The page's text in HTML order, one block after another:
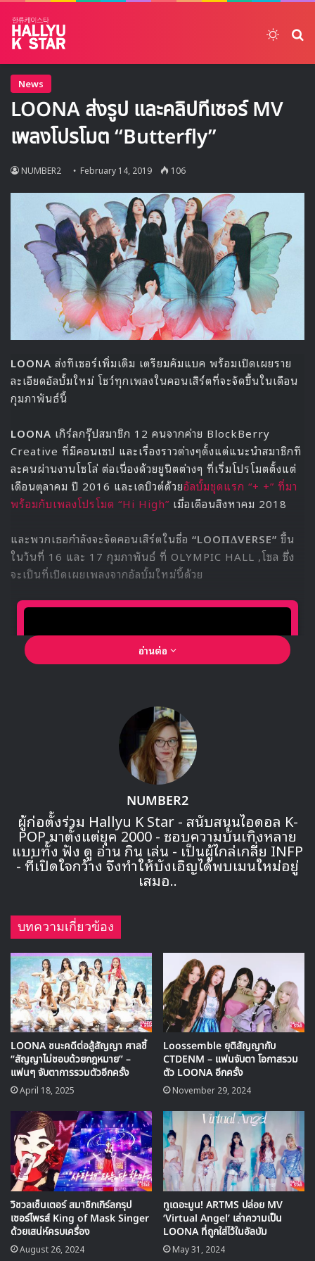
News
LOONA ส่งรูป และคลิปทีเซอร์ MV
เพลงโปรโมต “Butterfly”
NUMBER2 February 14, 2019 106
LOONA ส่งทีเซอร์เพิ่มเติม เตรียมคัมแบค พร้อมเปิดเผยราย
ละเอียดอัลบั้มใหม่ โชว์ทุกเพลงในคอนเสิร์ตที่จะจัดขึ้นในเดือน
กุมภาพันธ์นี้
LOONA เกิร์ลกรุ๊ปสมาชิก 12 คนจากค่าย BlockBerry
Creative ที่มีคอนเซป และเรื่องราวต่างๆตั้งแต่แนะนำสมาชิกที
ละคนผ่านงานโซโล่ ต่อเนื่องด้วยยูนิตต่างๆ ที่เริ่มโปรโมตตั้งแต่
เดือนตุลาคม ปี 2016 และเดบิวต์ด้วยอัลบั้มชุดแรก “+ +” ที่มา
พร้อมกับเพลงโปรโมต “Hi High” เมื่อเดือนสิงหาคม 2018
และพวกเธอกำลังจะจัดคอนเสิร์ตในชื่อ “LOOΠΔVERSE” ขึ้น
ในวันที่ 16 และ 17 กุมภาพันธ์ ที่ OLYMPIC HALL ,โซล ซึ่ง
จะเป็นที่เปิดเผยเพลงจากอัลบั้มใหม่นี้ด้วย
🎙GYUBIN ปลื้มเมืองไทยขนาดไหน? ถึงกลับมาถ่าย
MV เพลงใหม่ LIKE U 100 ที่กรุงเทพ
▶ คลิกดูสัมภาษณ์พิเศษ
ได้ปล่อยคลิปทีเซอร์
แล้วและตอนนี้พวกเธอได้ปล่อยทีเซอร์ออกมาเพิ่มเติมแล้ว ซึ่ง
พวกเธอจะคัมแบครีแพคเกจอัลบั้ม
เวลา 6 โมงเย็นของเกาหลี
: อัพเดต 14/02/2019
เวลาเที่ยงวันของเกาหลี ออฟฟิศเชียลปล่อยรูปทีเซอร์
ของLOONAออกมาเพิ่มเติมสำหรับคัมแบคด้วยเพลง
โปรโมต“Butterfly”
ชื่อเพลงโปรโมตของพวกเธอ
อ่านต่อ
NUMBER2
ผู้ก่อตั้งร่วม Hallyu K Star - สนับสนุนไอดอล K-
POP มาตั้งแต่ยุค 2000 - ชอบความบันเทิงหลาย
แบบทั้ง ฟัง ดู อ่าน กิน เล่น - เป็นผู้ไกล่เกลี่ย INFP
- ที่เปิดใจกว้าง จึงทำให้บังเอิญได้พบเมนใหม่อยู่
เสมอ..
บทความเกี่ยวข้อง
LOONA ชนะคดีต่อสู้สัญญา ศาลชี้
“สัญญาไม่ชอบด้วยกฎหมาย” –
แฟนๆ จับตาการรวมตัวอีกครั้ง
April 18, 2025
Loossemble ยุติสัญญากับ
CTDENM – แฟนจับตา โอกาสรวม
ตัว LOONA อีกครั้ง
November 29, 2024
วิชวลเซ็นเตอร์ สมาชิกเกิร์ลกรุป
เซอร์ไพรส์ King of Mask Singer
ด้วยเสน่ห์ครบเครื่อง
August 26, 2024
ทูเดอะมูน! ARTMS ปล่อย MV
‘Virtual Angel’ เล่าความเป็น
LOONA ที่ถูกใส่ไว้ในอัลบัม
May 31, 2024